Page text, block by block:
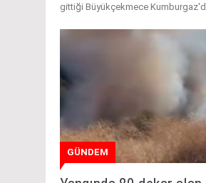
gittiği Büyükçekmece
GÜNDEM